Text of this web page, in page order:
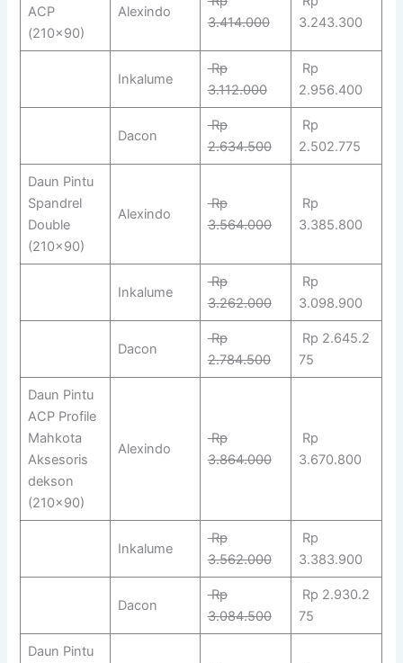
ACP
(210×90)
Alexindo
3.414.000
3.243.300
Inkalume
Rp
3.112.000
Rp
2.956.400
Dacon
Rp
2.634.500
Rp
2.502.775
Daun Pintu
Spandrel
Double
(210×90)
Alexindo
Rp
3.564.000
Rp
3.385.800
Inkalume
Rp
3.262.000
Rp
3.098.900
Dacon
Rp
2.784.500
Rp 2.645.2
75
Daun Pintu
ACP Profile
Mahkota
Aksesoris
dekson
(210×90)
Alexindo
Rp
3.864.000
Rp
3.670.800
Inkalume
Rp
3.562.000
Rp
3.383.900
Dacon
Rp
3.084.500
Rp 2.930.2
75
Daun Pintu